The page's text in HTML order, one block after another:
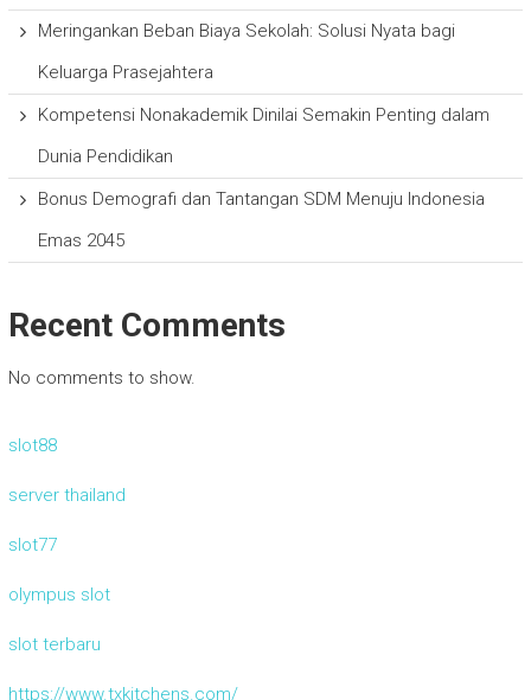
Meringankan Beban Biaya Sekolah: Solusi Nyata bagi
Keluarga Prasejahtera
Kompetensi Nonakademik Dinilai Semakin Penting dalam
Dunia Pendidikan
Bonus Demografi dan Tantangan SDM Menuju Indonesia
Emas 2045
Recent Comments
No comments to show.
slot88
server thailand
slot77
olympus slot
slot terbaru
https://www.txkitchens.com/